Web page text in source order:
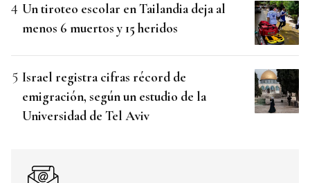
Un tiroteo escolar en Tailandia deja al
menos 6 muertos y 15 heridos
Israel registra cifras récord de
emigración, según un estudio de la
Universidad de Tel Aviv